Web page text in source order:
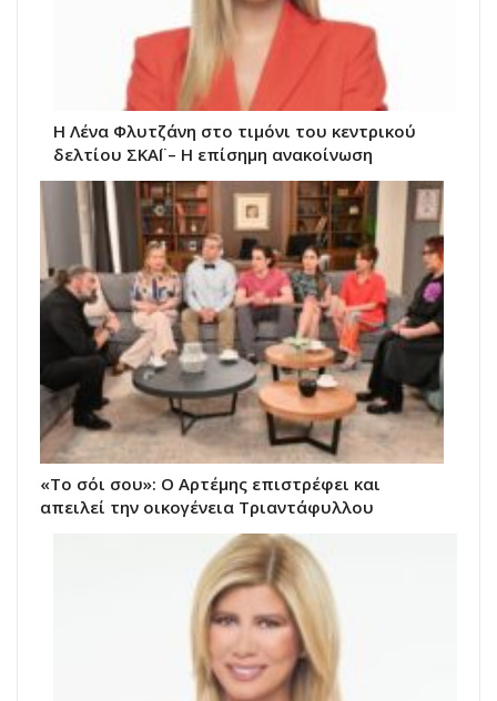
Η Λένα Φλυτζάνη στο τιμόνι του κεντρικού
δελτίου ΣΚΑΪ – Η επίσημη ανακοίνωση
«Το σόι σου»: Ο Αρτέμης επιστρέφει και
απειλεί την οικογένεια Τριαντάφυλλου